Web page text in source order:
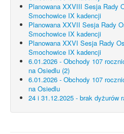
Planowana XXVIII Sesja Rady
Smochowice IX kadencji
Planowana XXVII Sesja Rady
Smochowice IX kadencji
Planowana XXVI Sesja Rady
Smochowice IX kadencji
6.01.2026 - Obchody 107
na Osiedlu (2)
6.01.2026 - Obchody 107
na Osiedlu
24 i 31.12.2025 - brak dyżurów